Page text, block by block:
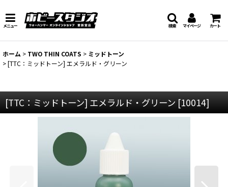
メニュー マイページ カート
検索
ホーム > TWO THIN COATS > ミッドトーン
>[TTC：ミッドトーン] エメラルド・グリーン
[TTC：ミッドトーン] エメラルド・グリーン [10014]